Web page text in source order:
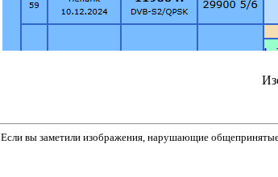
Если вы заметили изображения, нарушающие